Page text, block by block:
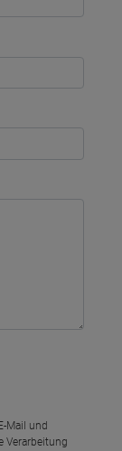
Mail und
Verarbeitung